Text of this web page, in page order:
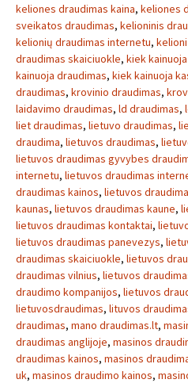
keliones draudimas kaina, keliones
sveikatos draudimas, kelioninis
kelionių draudimas internetu,
draudimas skaiciuokle, kiek
kainuoja draudimas, kiek kainuoja
draudimas, krovinio draudimas,
laidavimo draudimas, ld draudimas,
liet draudimas, lietuvo draudimas,
draudima, lietuvos draudimas,
lietuvos draudimas gyvybes
internetu, lietuvos draudimas
draudimas kainos, lietuvos
kaunas, lietuvos draudimas kaune,
lietuvos draudimas kontaktai,
lietuvos draudimas panevezys,
draudimas skaiciuokle, lietuvos
draudimas vilnius, lietuvos
draudimo kompanijos, lietuvos
lietuvosdraudimas, lituvos
draudimas, mano draudimas.lt,
draudimas anglijoje, masinos
draudimas kainos, masinos
uk, masinos draudimo kainos,